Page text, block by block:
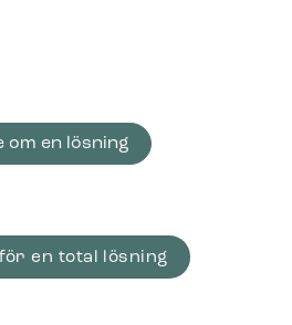
95 liter Rund inkast mängd
om en lösning
en total lösning